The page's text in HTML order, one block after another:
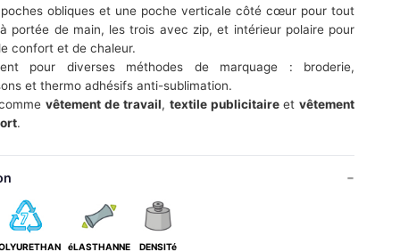
poches obliques et une poche verticale côté cœur pour tout
portée de main, les trois avec zip, et intérieur polaire pour
confort et de chaleur.
pour diverses méthodes de marquage : broderie,
et thermo adhésifs anti-sublimation.
vêtement de travail, textile publicitaireetvêtement
.
éLASTHANNE
DENSITé